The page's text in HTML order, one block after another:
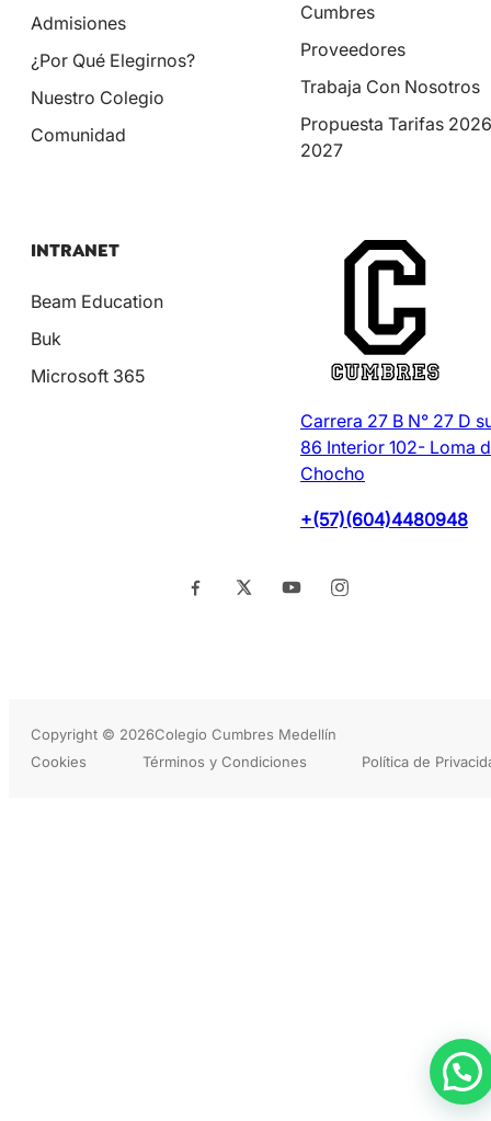
Admisiones
¿Por Qué Elegirnos?
Nuestro Colegio
Comunidad
Cumbres
Proveedores
Trabaja Con Nosotros
Propuesta Tarifas
2027
INTRANET
Beam Education
Buk
Microsoft 365
Carrera 27 B N° 27 D
86 Interior 102- Loma
Chocho
+(57)(604)4480948
Copyright © 2026Colegio Cumbres Medellín
Cookies
Términos y Condiciones Política de